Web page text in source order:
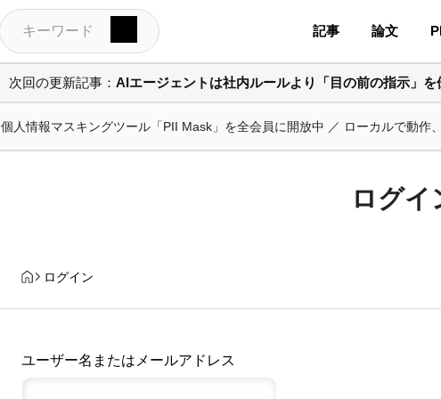
記事 論文
次回の更新記事： AIエージェントは社内ルールより「目の前の指示」
個人情報マスキングツール「PII Mask」を全会員に開放中 ／ ローカルで動作
ログイ
ログイン
ユーザー名またはメールアドレス